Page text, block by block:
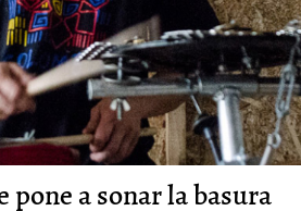
a sonar la basura